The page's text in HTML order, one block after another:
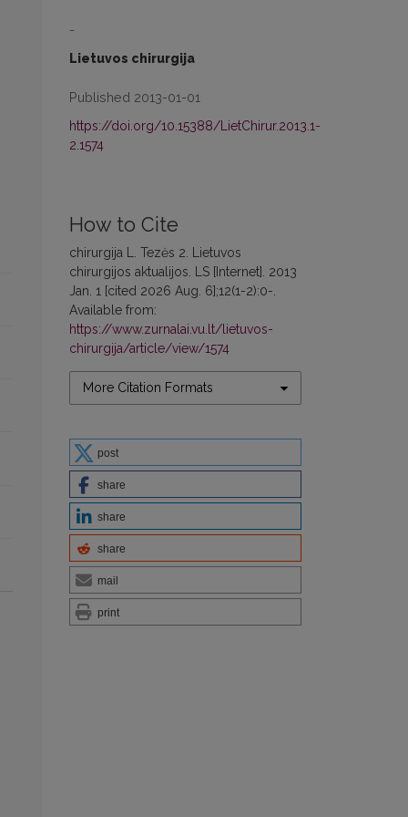
-
Lietuvos chirurgija
Published 2013-01-01
https://doi.org/10.15388/LietChirur.2013.1-
2.1574
How to Cite
chirurgija L. Tezės 2. Lietuvos
chirurgijos aktualijos. LS [Internet]. 2013
Jan. 1 [cited 2026 Aug. 6];12(1-2):0-.
Available from:
https://www.zurnalai.vu.lt/lietuvos-
chirurgija/article/view/1574
More Citation Formats
post
share
share
share
mail
print